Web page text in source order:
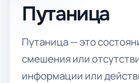
Путаница
Путаница — это
смешения или
информации или